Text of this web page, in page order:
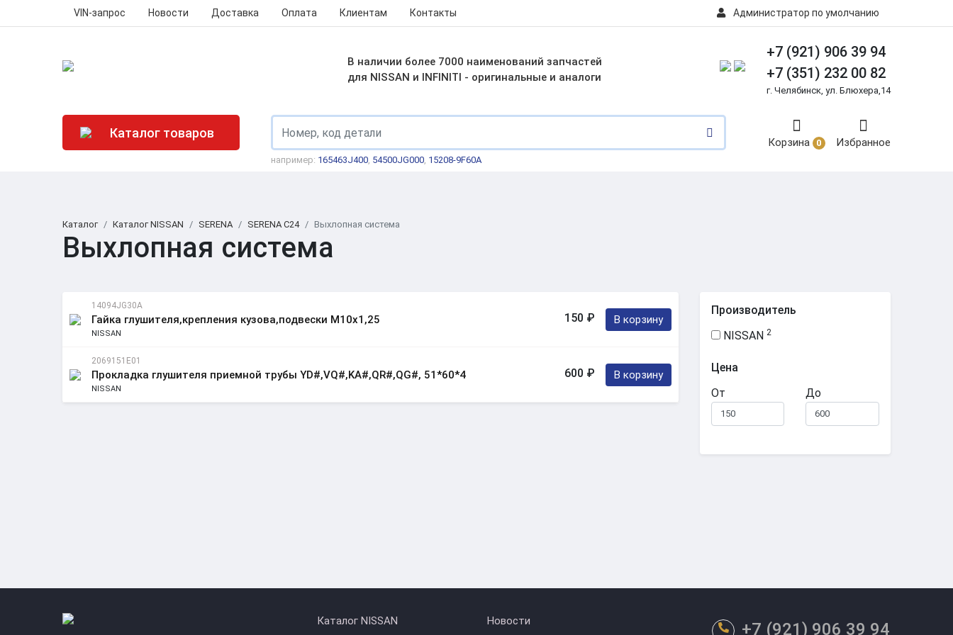
VIN-запрос Новости Доставка Оплата Клиентам Контакты Администратор по умолчанию
В наличии более 7000 наименований запчастей
для NISSAN и INFINITI - оригинальные и аналоги
+7 (921) 906 39 94
+7 (351) 232 00 82
г. Челябинск, ул. Блюхера,14
Каталог товаров
например: 165463J400, 54500JG000, 15208-9F60A
Корзина 0 Избранное
Каталог Каталог NISSAN SERENA SERENA C24 Выхлопная система
Выхлопная система
14094JG30A
Гайка глушителя,крепления кузова,подвески M10x1,25
NISSAN
150 ₽ В корзину
2069151E01
Прокладка глушителя приемной трубы YD#,VQ#,KA#,QR#,QG#, 51*60*4
NISSAN
600 ₽ В корзину
Производитель
NISSAN 2
Цена
От
До
Каталог NISSAN Новости +7 (921) 906 39 94